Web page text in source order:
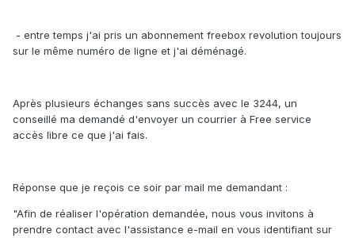
- entre temps j'ai pris un abonnement freebox revolution toujours
sur le même numéro de ligne et j'ai déménagé.
Après plusieurs échanges sans succès avec le 3244, un
conseillé ma demandé d'envoyer un courrier à Free service
accès libre ce que j'ai fais.
Réponse que je reçois ce soir par mail me demandant :
"Afin de réaliser l'opération demandée, nous vous invitons à
prendre contact avec l'assistance e-mail en vous identifiant sur